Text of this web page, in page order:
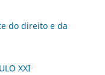
do direito e da
XXI